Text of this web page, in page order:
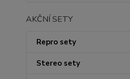
AKČNÍ SETY
Repro sety
Stereo sety